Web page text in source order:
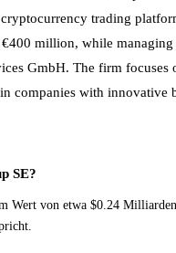
trading
million, while
GmbH. The firm
companies with innovative
SE?
Wert von etwa $0.24